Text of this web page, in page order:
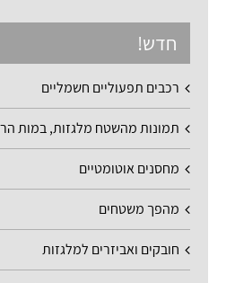
חדש!
רכבים תפעוליים חשמליים
תמונות מהשטח מלגזות, במות
מחסנים אוטומטיים
מהפך משטחים
חובקים ואביזרים למלגזות